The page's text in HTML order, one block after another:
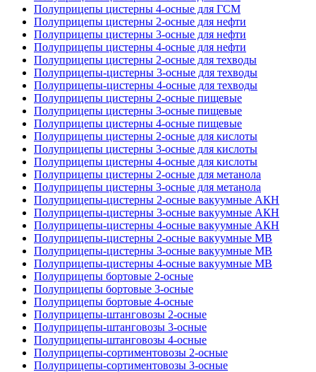
Полуприцепы цистерны 4-осные для ГСМ
Полуприцепы цистерны 2-осные для нефти
Полуприцепы цистерны 3-осные для нефти
Полуприцепы цистерны 4-осные для нефти
Полуприцепы цистерны 2-осные для техводы
Полуприцепы-цистерны 3-осные для техводы
Полуприцепы-цистерны 4-осные для техводы
Полуприцепы цистерны 2-осные пищевые
Полуприцепы цистерны 3-осные пищевые
Полуприцепы цистерны 4-осные пищевые
Полуприцепы цистерны 2-осные для кислоты
Полуприцепы цистерны 3-осные для кислоты
Полуприцепы цистерны 4-осные для кислоты
Полуприцепы цистерны 2-осные для метанола
Полуприцепы цистерны 3-осные для метанола
Полуприцепы-цистерны 2-осные вакуумные АКН
Полуприцепы-цистерны 3-осные вакуумные АКН
Полуприцепы-цистерны 4-осные вакуумные АКН
Полуприцепы-цистерны 2-осные вакуумные МВ
Полуприцепы-цистерны 3-осные вакуумные МВ
Полуприцепы-цистерны 4-осные вакуумные МВ
Полуприцепы бортовые 2-осные
Полуприцепы бортовые 3-осные
Полуприцепы бортовые 4-осные
Полуприцепы-штанговозы 2-осные
Полуприцепы-штанговозы 3-осные
Полуприцепы-штанговозы 4-осные
Полуприцепы-сортиментовозы 2-осные
Полуприцепы-сортиментовозы 3-осные